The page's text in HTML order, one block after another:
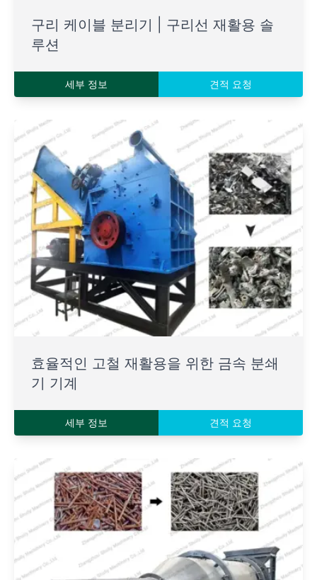
구리 케이블 분리기 | 구리선 재활용 솔
루션
세부 정보 견적 요청
효율적인 고철 재활용을 위한 금속 분쇄
기 기계
세부 정보 견적 요청